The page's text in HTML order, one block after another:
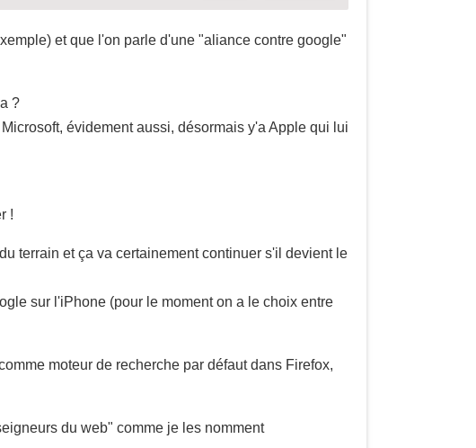
et que l'on parle d'une "aliance contre google"
?
évidement aussi, désormais y'a Apple qui lui
!
terrain et ça va certainement continuer s'il devient le
sur l'iPhone (pour le moment on a le choix entre
moteur de recherche par défaut dans Firefox,
du web" comme je les nomment